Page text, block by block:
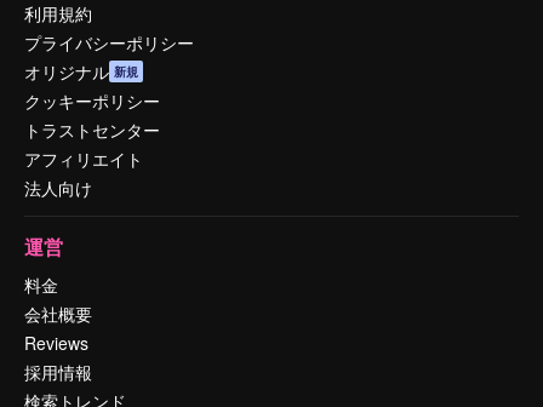
利用規約
プライバシーポリシー
オリジナル 新規
クッキーポリシー
トラストセンター
アフィリエイト
法人向け
運営
料金
会社概要
Reviews
採用情報
検索トレンド